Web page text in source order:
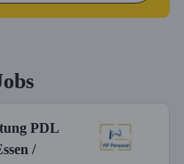
PDL
/